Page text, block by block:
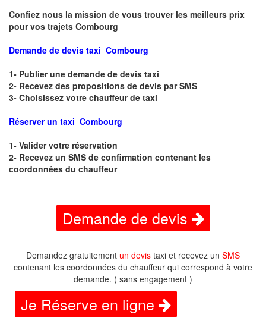
Confiez nous la mission de vous trouver les meilleurs prix
pour vos trajets Combourg
Demande de devis taxi Combourg
1- Publier une demande de devis taxi
2- Recevez des propositions de devis par SMS
3- Choisissez votre chauffeur de taxi
Réserver un taxi Combourg
1- Valider votre réservation
2- Recevez un SMS de confirmation contenant les
coordonnées du chauffeur
Demande de devis
Demandez gratuitement un devis taxi et recevez un SMS
contenant les coordonnées du chauffeur qui correspond à votre
demande. ( sans engagement )
Je Réserve en ligne